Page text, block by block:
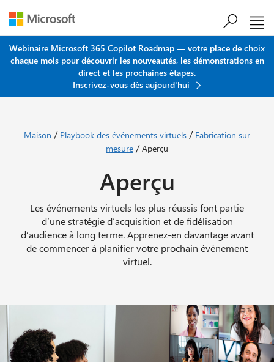
Webinaire Microsoft 365 Copilot Roadmap — votre place de choix
chaque mois pour découvrir les nouveautés, les démonstrations en
direct et les prochaines étapes.
Inscrivez-vous dès aujourd'hui
Maison / Playbook des événements virtuels / Fabrication sur
mesure /Aperçu
Aperçu
Les événements virtuels les plus réussis font partie
d’une stratégie d’acquisition et de fidélisation
d’audience à long terme. Apprenez-en davantage avant
de commencer à planifier votre prochain événement
virtuel.